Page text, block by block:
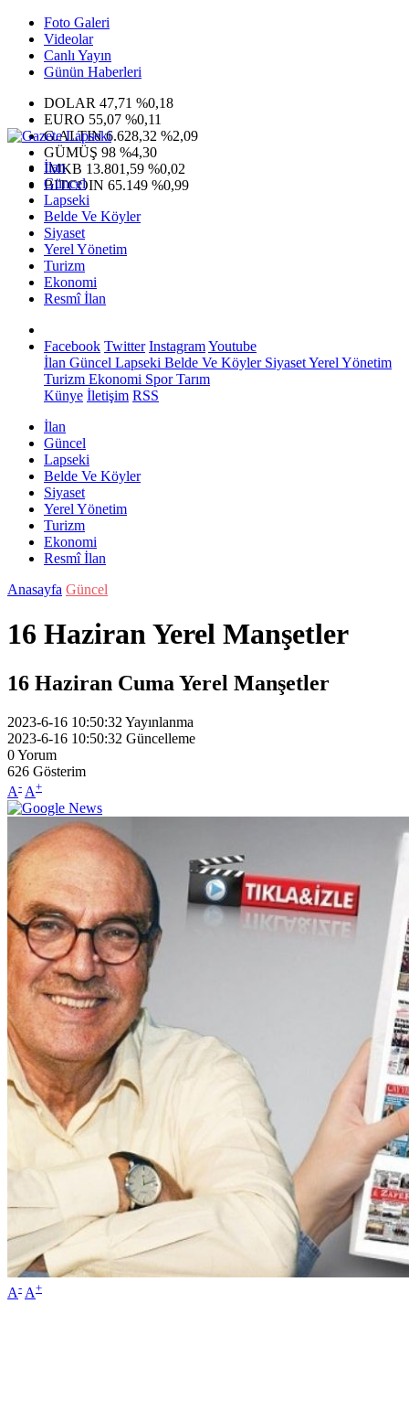
Foto Galeri
Videolar
Canlı Yayın
Günün Haberleri
DOLAR 47,71 %0,18
EURO 55,07 %0,11
G.ALTIN6.628,32 %2,09
GÜMÜŞ 98 %4,30
IMKB 13.801,59 %0,02
BITCOIN 65.149 %0,99
İlan
Güncel
Lapseki
Belde Ve Köyler
Siyaset
Yerel Yönetim
Turizm
Ekonomi
Resmî İlan
Facebook Twitter InstagramYoutube
İlan Güncel Lapseki Belde Ve KöylerSiyasetYerel Yönetim
Turizm Ekonomi SporTarım
Künye İletişim RSS
İlan
Güncel
Lapseki
Belde Ve Köyler
Siyaset
Yerel Yönetim
Turizm
Ekonomi
Resmî İlan
Anasayfa Güncel
16 Haziran Yerel Manşetler
16 Haziran Cuma Yerel Manşetler
2023-6-16 10:50:32 Yayınlanma
2023-6-16 10:50:32 Güncelleme
0Yorum
626 Gösterim
A- A+
A- A+